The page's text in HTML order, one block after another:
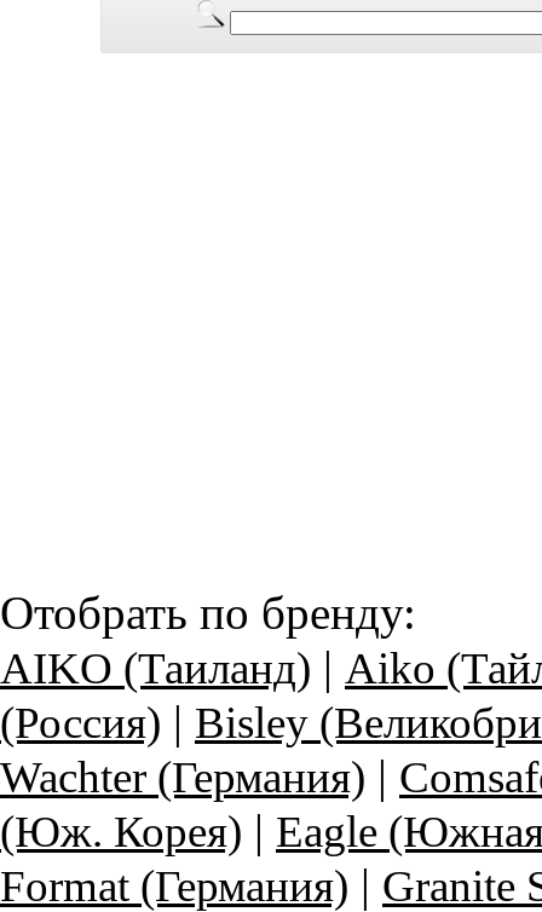
Отобрать по бренду:
AIKO (Таиланд) | Aiko
(Россия) | Bisley
Wachter (Германия) |
(Юж. Корея) | Eagle
Format (Германия) |